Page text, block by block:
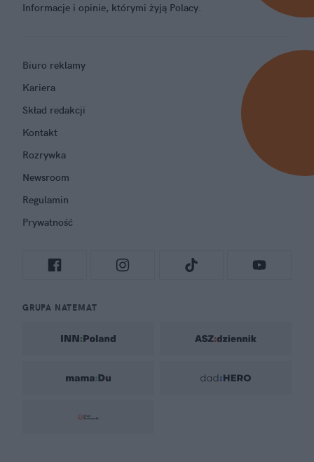
Informacje i opinie, którymi żyją Polacy.
Biuro reklamy
Kariera
Skład redakcji
Kontakt
Rozrywka
Newsroom
Regulamin
Prywatność
GRUPA NATEMAT